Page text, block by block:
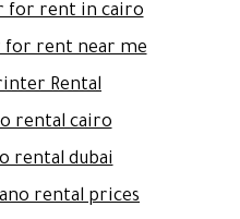
for rent in cairo
for rent near me
Rental
rental cairo
rental dubai
rental prices